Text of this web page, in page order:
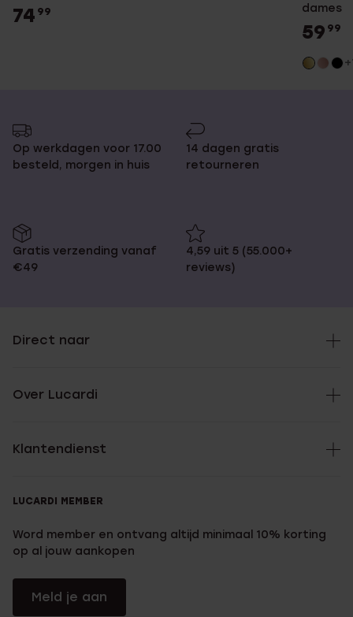
74 99
dames
59 99
Op werkdagen voor 17.00
besteld, morgen in huis
14 dagen gratis
retourneren
Gratis verzending vanaf
€49
4,59 uit 5 (55.000+
reviews)
Direct naar
Over Lucardi
Klantendienst
LUCARDI MEMBER
Word member en ontvang altijd minimaal 10% korting
op al jouw aankopen
Meld je aan